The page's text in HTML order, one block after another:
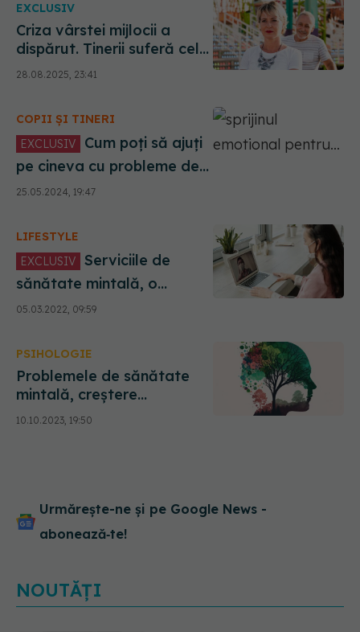
EXCLUSIV
Criza vârstei mijlocii a
dispărut. Tinerii suferă cel
mai mult de probleme de
sănătate mintală
28.08.2025, 23:41
COPII ȘI TINERI
EXCLUSIV
pe cineva cu probleme de
sănătate mintală.
Ecaterina Bănică:
că sunt nebun dacă merg
la un psihoterapeut sau
psihiatru!
25.05.2024, 19:47
LIFESTYLE
EXCLUSIV
sănătate mintală, o
NECESITATE pentru tot
mai multe companii
05.03.2022, 09:59
PSIHOLOGIE
Problemele de sănătate
mintală, creștere
alarmantă. Prevalența
bolilor psihice a crescut de
10.10.2023, 19:50
Urmărește-ne și pe Google News -
abonează‑te!
NOUTĂȚI